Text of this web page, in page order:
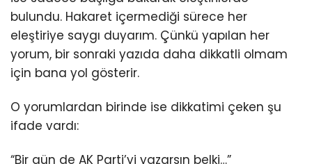
bulundu. Hakaret içermediği sürece her
eleştiriye saygı duyarım. Çünkü yapılan her
yorum, bir sonraki yazıda daha dikkatli olmam
için bana yol gösterir.
O yorumlardan birinde ise dikkatimi çeken şu
ifade vardı:
“Bir gün de AK Parti’yi yazarsın belki…”